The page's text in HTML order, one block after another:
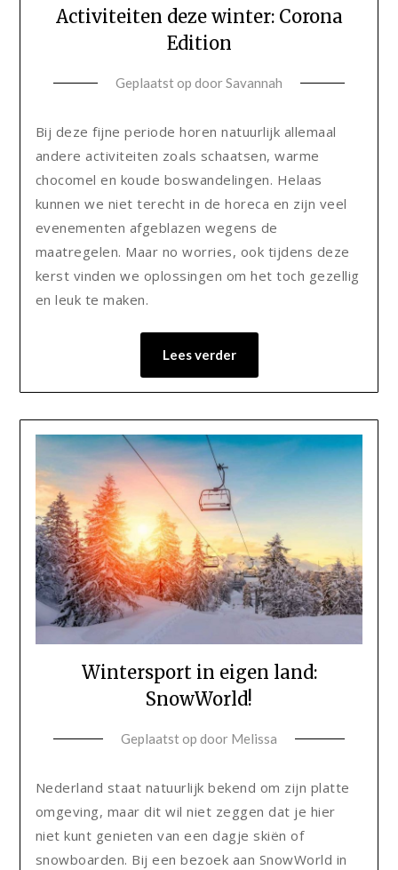
Activiteiten deze winter: Corona
Edition
Geplaatst op doorSavannah
Bij deze fijne periode horen natuurlijk allemaal
andere activiteiten zoals schaatsen, warme
chocomel en koude boswandelingen. Helaas
kunnen we niet terecht in de horeca en zijn veel
evenementen afgeblazen wegens de
maatregelen. Maar no worries, ook tijdens deze
kerst vinden we oplossingen om het toch gezellig
en leuk te maken.
Lees verder
Wintersport in eigen land:
SnowWorld!
Geplaatst op door Melissa
Nederland staat natuurlijk bekend om zijn platte
omgeving, maar dit wil niet zeggen dat je hier
niet kunt genieten van een dagje skiën of
snowboarden. Bij een bezoek aan SnowWorld in